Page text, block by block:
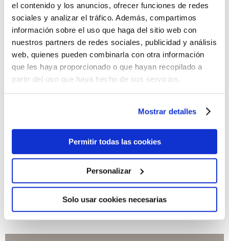
el contenido y los anuncios, ofrecer funciones de redes
sociales y analizar el tráfico. Además, compartimos
información sobre el uso que haga del sitio web con
nuestros partners de redes sociales, publicidad y análisis
web, quienes pueden combinarla con otra información
que les haya proporcionado o que hayan recopilado a
partir del uso que haya hecho de sus servicios.
Mostrar detalles
Permitir todas las cookies
Personalizar
Solo usar cookies necesarias